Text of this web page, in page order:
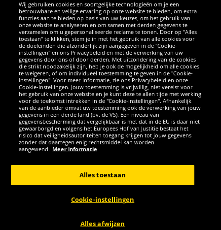
SOCIALE MEDIA
FacebookInstagram
WhatsApp
TikTokTwitterYouTube
APPS
GER - Alle rechten voorbehouden
*Alle prijzen incl. wettelijke btw excl. verzendingskosten en eventueel
kosten voor levering ter plaatse, tenzij anderszins beschreven. 1Huidige
of eerdere aanbevolen verkoopprijs van de fabrikant inclusief btw
Wij gebruiken cookies en soortgelijke technologieën om je een
betrouwbare en veilige ervaring op onze website te bieden, om extra
functies aan te bieden op basis van uw keuzes, om het gebruik van
onze website te analyseren en om samen met derden gegevens te
verzamelen om u gepersonaliseerde reclame te tonen. Door op "Alles
toestaan" te klikken, stem je in met het gebruik van alle cookies voor
de doeleinden die afzonderlijk zijn aangegeven in de "Cookie-
instellingen" en ons Privacybeleid en met de verwerking van uw
gegevens door ons of door derden. Met uitzondering van de cookies
die strikt noodzakelijk zijn, heb je ook de mogelijkheid om alle cookies
te weigeren, of om individueel toestemming te geven in de "Cookie-
instellingen". Voor meer informatie, zie ons Privacybeleid en onze
Cookie-instellingen. Jouw toestemming is vrijwillig, niet vereist voor
het gebruik van onze website en je kunt deze te allen tijde met werking
voor de toekomst intrekken in de "Cookie-instellingen". Afhankelijk
van de aanbieder omvat uw toestemming ook de verwerking van jouw
gegevens in een derde land (bv. de VS). Een niveau van
gegevensbescherming dat vergelijkbaar is met dat in de EU is daar niet
gewaarborgd en volgens het Europees Hof van Justitie bestaat het
risico dat veiligheidsautoriteiten toegang krijgen tot jouw gegevens
zonder dat daartegen enig rechtsmiddel kan worden
aangewend. Meer informatie
Cookie-instellingen
Alles afwijzen
Alles toestaan